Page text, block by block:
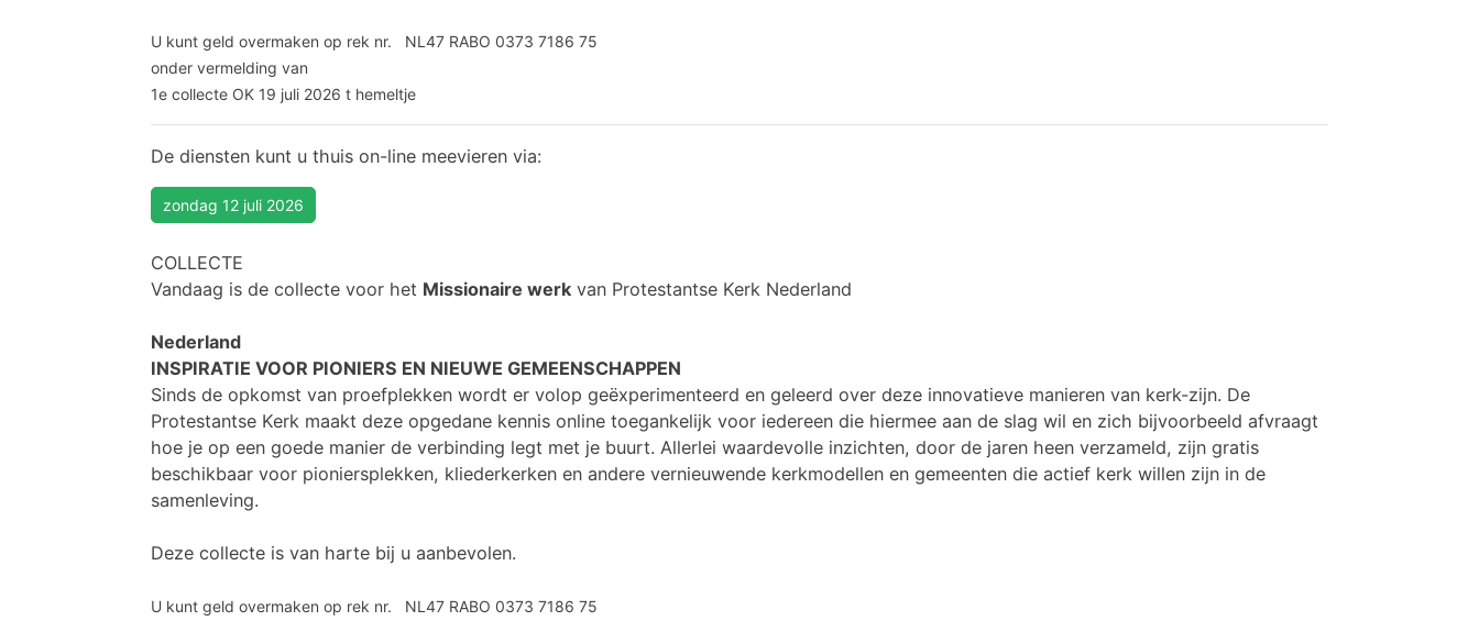
U kunt geld overmaken op rek nr. NL47 RABO 0373 7186 75
onder vermelding van
1e collecte OK 19 juli 2026 t hemeltje
De diensten kunt u thuis on-line meevieren via:
zondag 12 juli 2026
COLLECTE
Vandaag is de collecte voor het Missionaire werk van Protestantse Kerk Nederland
Nederland
INSPIRATIE VOOR PIONIERS EN NIEUWE GEMEENSCHAPPEN
Sinds de opkomst van proefplekken wordt er volop geëxperimenteerd en geleerd over deze innovatieve manieren van kerk-zijn. De
Protestantse Kerk maakt deze opgedane kennis online toegankelijk voor iedereen die hiermee aan de slag wil en zich bijvoorbeeld afvraagt
hoe je op een goede manier de verbinding legt met je buurt. Allerlei waardevolle inzichten, door de jaren heen verzameld, zijn gratis
beschikbaar voor pioniersplekken, kliederkerken en andere vernieuwende kerkmodellen en gemeenten die actief kerk willen zijn in de
samenleving.
Deze collecte is van harte bij u aanbevolen.
U kunt geld overmaken op rek nr. NL47 RABO 0373 7186 75